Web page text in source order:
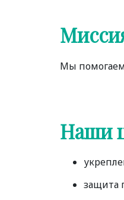
Мы помогаем
Наши
защита